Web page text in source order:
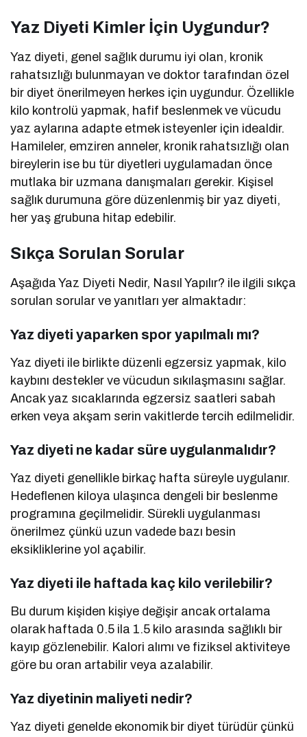
Yaz Diyeti Kimler İçin Uygundur?
Yaz diyeti, genel sağlık durumu iyi olan, kronik
rahatsızlığı bulunmayan ve doktor tarafından özel
bir diyet önerilmeyen herkes için uygundur. Özellikle
kilo kontrolü yapmak, hafif beslenmek ve vücudu
yaz aylarına adapte etmek isteyenler için idealdir.
Hamileler, emziren anneler, kronik rahatsızlığı olan
bireylerin ise bu tür diyetleri uygulamadan önce
mutlaka bir uzmana danışmaları gerekir. Kişisel
sağlık durumuna göre düzenlenmiş bir yaz diyeti,
her yaş grubuna hitap edebilir.
Sıkça Sorulan Sorular
Aşağıda Yaz Diyeti Nedir, Nasıl Yapılır? ile ilgili sıkça
sorulan sorular ve yanıtları yer almaktadır:
Yaz diyeti yaparken spor yapılmalı mı?
Yaz diyeti ile birlikte düzenli egzersiz yapmak, kilo
kaybını destekler ve vücudun sıkılaşmasını sağlar.
Ancak yaz sıcaklarında egzersiz saatleri sabah
erken veya akşam serin vakitlerde tercih edilmelidir.
Yaz diyeti ne kadar süre uygulanmalıdır?
Yaz diyeti genellikle birkaç hafta süreyle uygulanır.
Hedeflenen kiloya ulaşınca dengeli bir beslenme
programına geçilmelidir. Sürekli uygulanması
önerilmez çünkü uzun vadede bazı besin
eksikliklerine yol açabilir.
Yaz diyeti ile haftada kaç kilo verilebilir?
Bu durum kişiden kişiye değişir ancak ortalama
olarak haftada 0.5 ila 1.5 kilo arasında sağlıklı bir
kayıp gözlenebilir. Kalori alımı ve fiziksel aktiviteye
göre bu oran artabilir veya azalabilir.
Yaz diyetinin maliyeti nedir?
Yaz diyeti genelde ekonomik bir diyet türüdür çünkü